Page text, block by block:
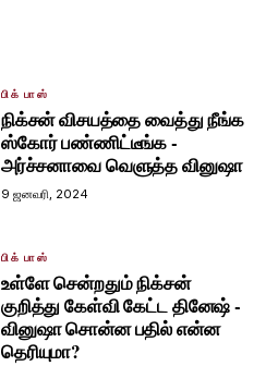
பிக் பாஸ்
நிக்சன் விசயத்தை வைத்து நீங்க
ஸ்கோர் பண்ணிட்டீங்க -
அர்ச்சனாவை வெளுத்த வினுஷா
9 ஜனவரி, 2024
பிக் பாஸ்
உள்ளே சென்றதும் நிக்சன்
குறித்து கேள்வி கேட்ட தினேஷ் -
வினுஷா சொன்ன பதில் என்ன
தெரியுமா?